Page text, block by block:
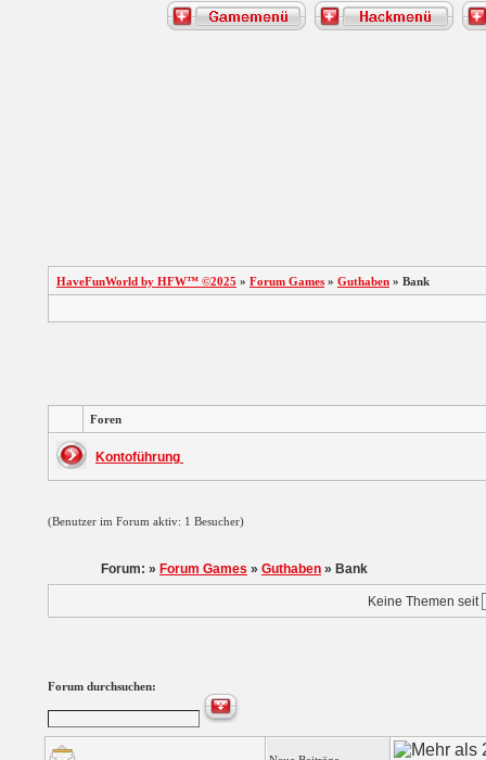
HaveFunWorld by HFW™ ©2025 » Forum Games » Guthaben » Bank
Foren
Kontoführung
(Benutzer im Forum aktiv: 1 Besucher)
Forum: » Forum Games » Guthaben » Bank
Keine Themen seit
Forum durchsuchen: